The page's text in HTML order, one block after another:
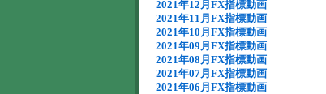
2021年12月FX指標動画
2021年11月FX指標動画
2021年10月FX指標動画
2021年09月FX指標動画
2021年08月FX指標動画
2021年07月FX指標動画
2021年06月FX指標動画